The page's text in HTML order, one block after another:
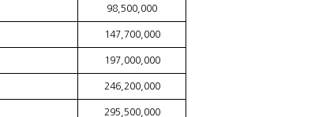
98,500,000
147,700,000
197,000,000
246,200,000
295,500,000